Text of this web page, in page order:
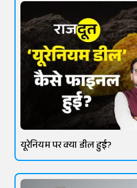
यूरेनियम पर क्या डील हुई?